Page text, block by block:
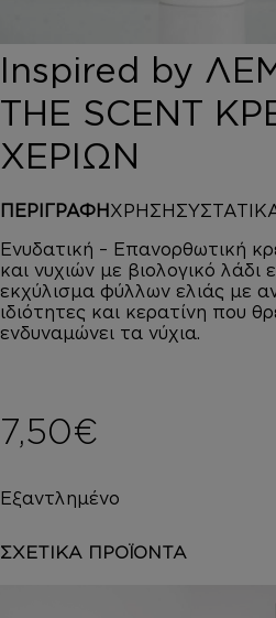
HOROMIA
SPECIAL OFFERS
ΚΑΛΑΘΙ
Inspired by
THE SCENT
ΧΕΡΙΩΝ
ΠΕΡΙΓΡΑΦΗ ΧΡΗΣΗ
Ενυδατική – Επανορθωτική
και νυχιών με βιολογικό λάδι
εκχύλισμα φύλλων ελιάς με
ιδιότητες και κερατίνη που
ενδυναμώνει τα νύχια.
7,50€
Εξαντλημένο
ΣΧΕΤΙΚΑ ΠΡΟΪΟΝΤΑ